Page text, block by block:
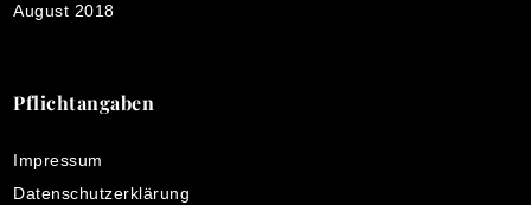
August 2018
Pflichtangaben
Impressum
Datenschutzerklärung